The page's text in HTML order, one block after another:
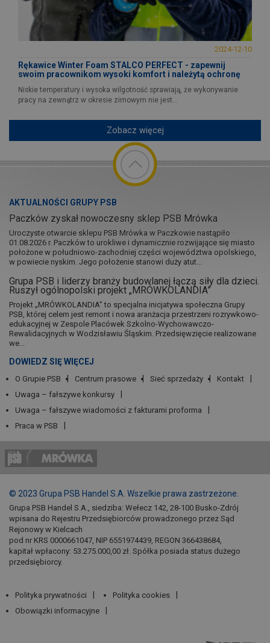
2024-12-10
Rękawice Winter Foam STALCO PERFECT - zapewnij
swoim pracownikom wysoki komfort i należytą ochronę
Niskie temperatury i wysoka wilgotność sprawiają, że wykonywanie
pracy na zewnątrz w okresie zimowym nie jest...
Zobacz więcej
AKTUALNOŚCI GRUPY PSB
Paczków zyskał nowoczesny sklep PSB Mrówka
Uroczyste otwarcie sklepu PSB Mrówka w Paczkowie nastąpiło
01.08.2026 r. Paczków to urokliwe i dynamicznie rozwijające się miasto
położone w południowo-zachodniej części województwa opolskiego,
w powiecie nyskim. Jego położenie stanowi duży atut...
Grupa PSB i liderzy branży budowlanej łączą siły dla dzieci.
Ruszył ogólnopolski projekt „MRÓWKOLANDIA”
Projekt „MRÓWKOLANDIA” to specjalna inicjatywa społeczna Grupy
PSB, której celem jest remont i nowa aranżacja przestrzeni rozrywkowo-
edukacyjnej w Zespole Placówek Szkolno-Wychowawczo-
Rewalidacyjnych w Wodzisławiu Śląskim. Przedsięwzięcie realizowane
we...
DOWIEDZ SIĘ WIĘCEJ
O Grupie PSB Centrum prasowe Sieć sprzedaży
Kontakt
Uwaga – fałszywe konkursy
Uwaga – fałszywe wiadomości z fakturami proforma
Praca w PSB
© 2023 Grupa PSB Handel S.A. Wszelkie prawa zastrzeżone.
Grupa PSB Handel S.A., siedziba: Wełecz 142, 28-100 Busko-Zdrój
wpisana do Rejestru Przedsiębiorców prowadzonego przez Sąd
Rejonowy w Kielcach
pod nr KRS 0000661047, NIP 6551974439, REGON 366438684,
kapitał wpłacony: 53.275.000,00 zł. Spółka posiada status dużego
przedsiębiorcy.
Polityka prywatności
Polityka cookies
Obowiązki informacyjne